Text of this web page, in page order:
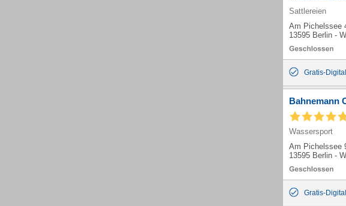
Sattlereien
Am Pichelssee
13595 Berlin -
Gratis-
Bahnemann
Wassersport
Am Pichelssee
13595 Berlin -
Gratis-